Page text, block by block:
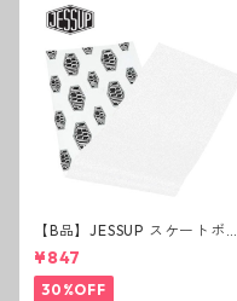
【B品】JESSUP スケートボー
ド グリップテープ ウルトラグ
リップ ホワイト デッキテープ
ジェスアップ ジェサップ
¥847
30%OFF